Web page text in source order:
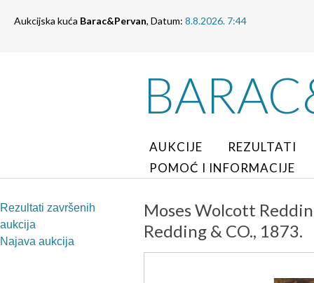
Aukcijska kuća Barac&Pervan, Datum: 8.8.2026. 7:44
AUKCIJE
REZULTATI
POMOĆ I INFORMACIJE
Rezultati završenih
aukcija
Najava aukcija
Moses Wolcott
Redding & CO., 1873.